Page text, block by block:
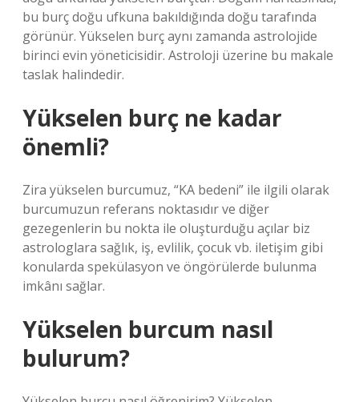
bu burç doğu ufkuna bakıldığında doğu tarafında
görünür. Yükselen burç aynı zamanda astrolojide
birinci evin yöneticisidir. Astroloji üzerine bu makale
taslak halindedir.
Yükselen burç ne kadar
önemli?
Zira yükselen burcumuz, “KA bedeni” ile ilgili olarak
burcumuzun referans noktasıdır ve diğer
gezegenlerin bu nokta ile oluşturduğu açılar biz
astrologlara sağlık, iş, evlilik, çocuk vb. iletişim gibi
konularda spekülasyon ve öngörülerde bulunma
imkânı sağlar.
Yükselen burcum nasıl
bulurum?